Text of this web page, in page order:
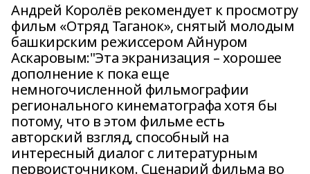
Андрей Королёв рекомендует к просмотру
фильм «Отряд Таганок», снятый молодым
башкирским режиссером Айнуром
Аскаровым:"Эта экранизация – хорошее
дополнение к пока еще
немногочисленной фильмографии
регионального кинематографа хотя бы
потому, что в этом фильме есть
авторский взгляд, способный на
интересный диалог с литературным
первоисточником. Сценарий фильма во